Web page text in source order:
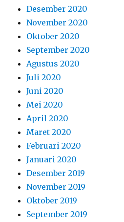
Desember 2020
November 2020
Oktober 2020
September 2020
Agustus 2020
Juli 2020
Juni 2020
Mei 2020
April 2020
Maret 2020
Februari 2020
Januari 2020
Desember 2019
November 2019
Oktober 2019
September 2019